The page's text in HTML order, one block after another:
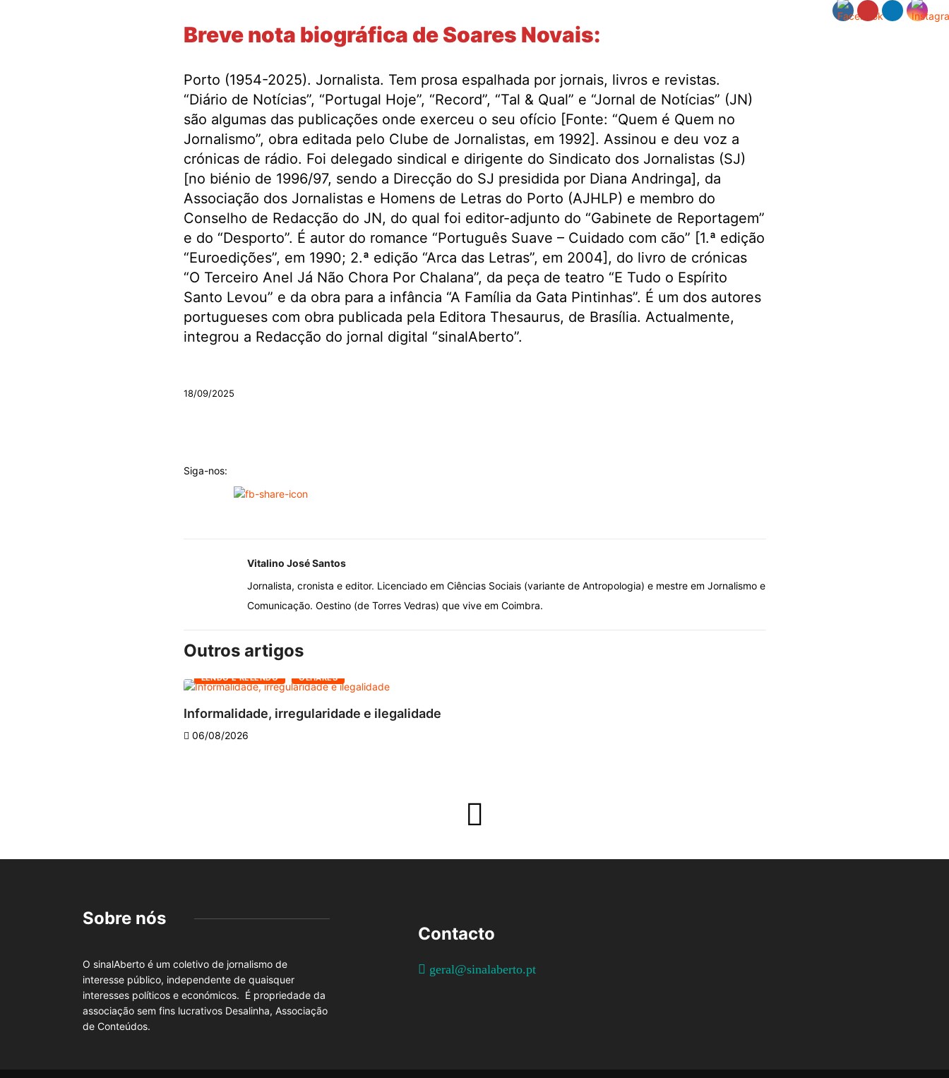
Breve nota biográfica de Soares Novais:
Porto (1954-2025). Jornalista. Tem prosa espalhada por jornais, livros e revistas.
“Diário de Notícias”, “Portugal Hoje”, “Record”, “Tal & Qual” e “Jornal de Notícias” (JN)
são algumas das publicações onde exerceu o seu ofício [Fonte: “Quem é Quem no
Jornalismo”, obra editada pelo Clube de Jornalistas, em 1992]. Assinou e deu voz a
crónicas de rádio. Foi delegado sindical e dirigente do Sindicato dos Jornalistas (SJ)
[no biénio de 1996/97, sendo a Direcção do SJ presidida por Diana Andringa], da
Associação dos Jornalistas e Homens de Letras do Porto (AJHLP) e membro do
Conselho de Redacção do JN, do qual foi editor-adjunto do “Gabinete de Reportagem”
e do “Desporto”. É autor do romance “Português Suave – Cuidado com cão” [1.ª edição
“Euroedições”, em 1990; 2.ª edição “Arca das Letras”, em 2004], do livro de crónicas
“O Terceiro Anel Já Não Chora Por Chalana”, da peça de teatro “E Tudo o Espírito
Santo Levou” e da obra para a infância “A Família da Gata Pintinhas”. É um dos autores
portugueses com obra publicada pela Editora Thesaurus, de Brasília. Actualmente,
integrou a Redacção do jornal digital “sinalAberto”.
18/09/2025
Siga-nos:
Vitalino José Santos
Jornalista, cronista e editor. Licenciado em Ciências Sociais (variante de Antropologia) e mestre em Jornalismo e
Comunicação. Oestino (de Torres Vedras) que vive em Coimbra.
Outros artigos
LENDO E RELENDO OLHARES
Informalidade, irregularidade e ilegalidade
06/08/2026
Sobre nós
O sinalAberto é um coletivo de jornalismo de
interesse público, independente de quaisquer
interesses políticos e económicos. É propriedade da
associação sem fins lucrativos Desalinha, Associação
de Conteúdos.
Contacto
geral@sinalaberto.pt